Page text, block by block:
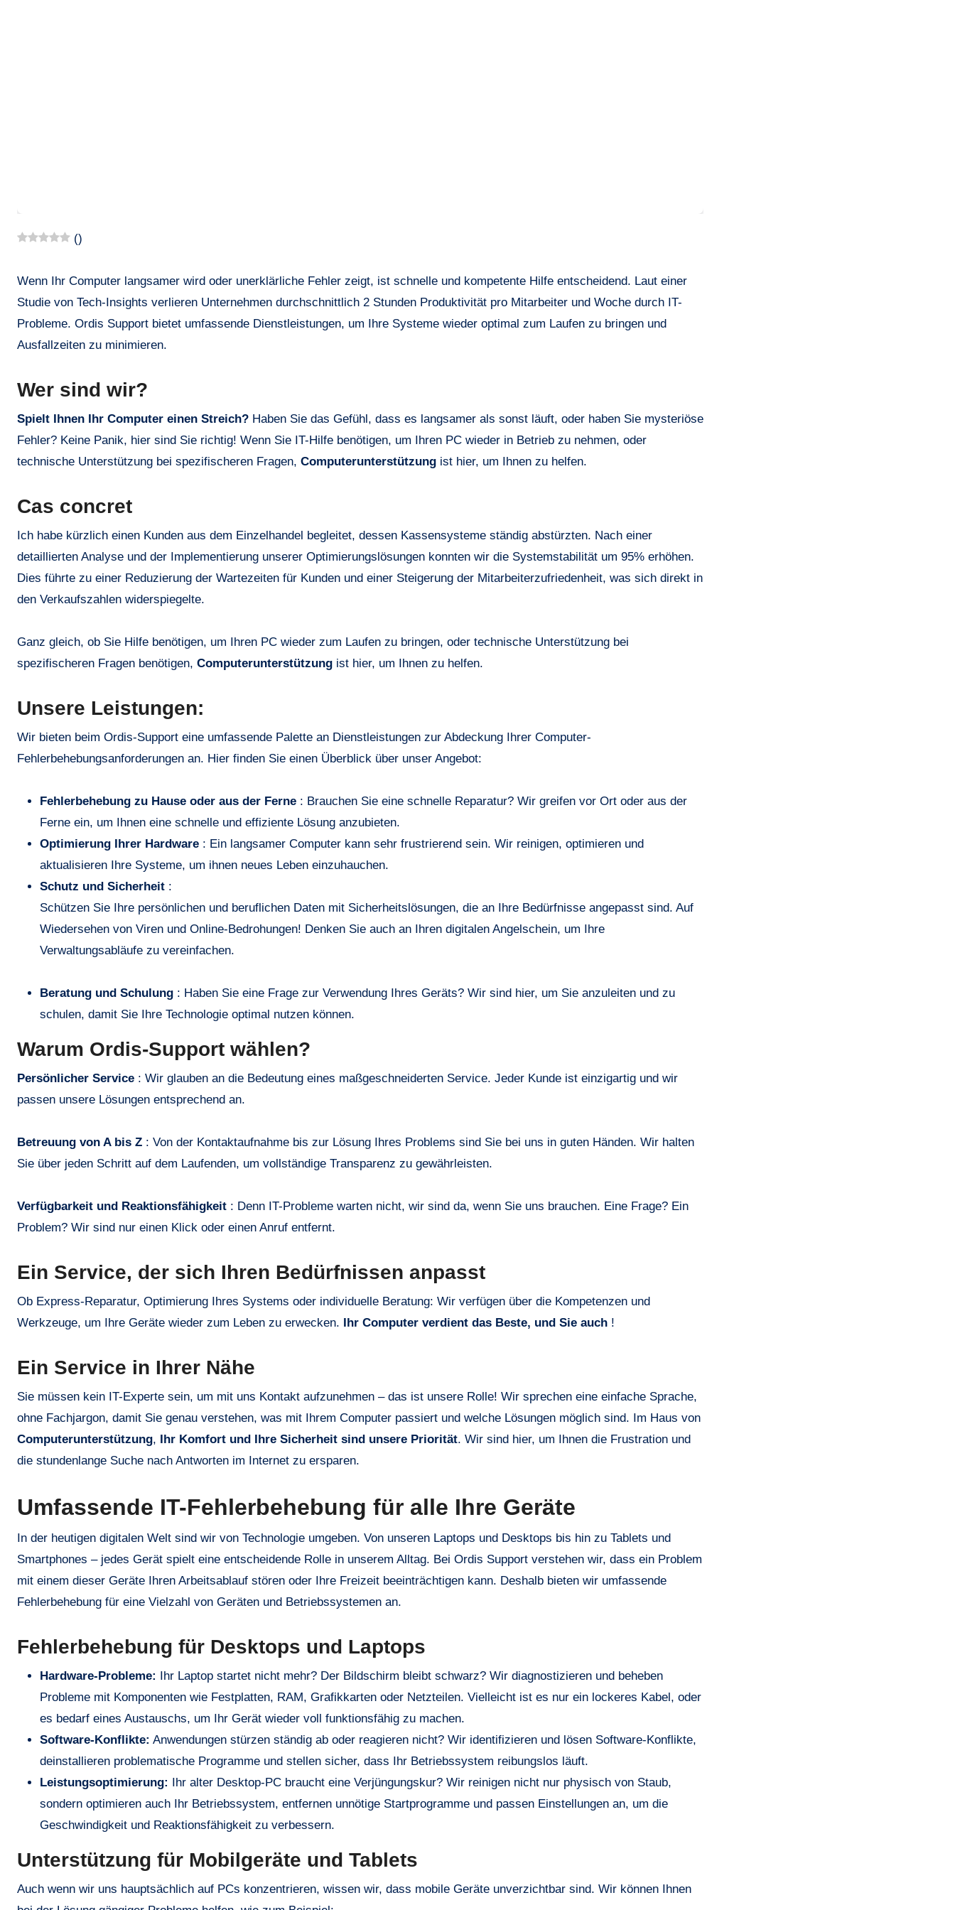
()
Wenn Ihr Computer langsamer wird oder unerklärliche Fehler zeigt, ist schnelle und kompetente Hilfe entscheidend. Laut einer
Studie von Tech-Insights verlieren Unternehmen durchschnittlich 2 Stunden Produktivität pro Mitarbeiter und Woche durch IT-
Probleme. Ordis Support bietet umfassende Dienstleistungen, um Ihre Systeme wieder optimal zum Laufen zu bringen und
Ausfallzeiten zu minimieren.
Wer sind wir?
Spielt Ihnen Ihr Computer einen Streich? Haben Sie das Gefühl, dass es langsamer als sonst läuft, oder haben Sie mysteriöse
Fehler? Keine Panik, hier sind Sie richtig! Wenn Sie IT-Hilfe benötigen, um Ihren PC wieder in Betrieb zu nehmen, oder
technische Unterstützung bei spezifischeren Fragen, Computerunterstützung ist hier, um Ihnen zu helfen.
Cas concret
Ich habe kürzlich einen Kunden aus dem Einzelhandel begleitet, dessen Kassensysteme ständig abstürzten. Nach einer
detaillierten Analyse und der Implementierung unserer Optimierungslösungen konnten wir die Systemstabilität um 95% erhöhen.
Dies führte zu einer Reduzierung der Wartezeiten für Kunden und einer Steigerung der Mitarbeiterzufriedenheit, was sich direkt in
den Verkaufszahlen widerspiegelte.
Ganz gleich, ob Sie Hilfe benötigen, um Ihren PC wieder zum Laufen zu bringen, oder technische Unterstützung bei
spezifischeren Fragen benötigen, Computerunterstützung ist hier, um Ihnen zu helfen.
Unsere Leistungen:
Wir bieten beim Ordis-Support eine umfassende Palette an Dienstleistungen zur Abdeckung Ihrer Computer-
Fehlerbehebungsanforderungen an. Hier finden Sie einen Überblick über unser Angebot:
Fehlerbehebung zu Hause oder aus der Ferne : Brauchen Sie eine schnelle Reparatur? Wir greifen vor Ort oder aus der
Ferne ein, um Ihnen eine schnelle und effiziente Lösung anzubieten.
Optimierung Ihrer Hardware : Ein langsamer Computer kann sehr frustrierend sein. Wir reinigen, optimieren und
aktualisieren Ihre Systeme, um ihnen neues Leben einzuhauchen.
Schutz und Sicherheit :
Schützen Sie Ihre persönlichen und beruflichen Daten mit Sicherheitslösungen, die an Ihre Bedürfnisse angepasst sind. Auf
Wiedersehen von Viren und Online-Bedrohungen! Denken Sie auch an Ihren digitalen Angelschein, um Ihre
Verwaltungsabläufe zu vereinfachen.
Beratung und Schulung : Haben Sie eine Frage zur Verwendung Ihres Geräts? Wir sind hier, um Sie anzuleiten und zu
schulen, damit Sie Ihre Technologie optimal nutzen können.
Warum Ordis-Support wählen?
Persönlicher Service : Wir glauben an die Bedeutung eines maßgeschneiderten Service. Jeder Kunde ist einzigartig und wir
passen unsere Lösungen entsprechend an.
Betreuung von A bis Z : Von der Kontaktaufnahme bis zur Lösung Ihres Problems sind Sie bei uns in guten Händen. Wir halten
Sie über jeden Schritt auf dem Laufenden, um vollständige Transparenz zu gewährleisten.
Verfügbarkeit und Reaktionsfähigkeit : Denn IT-Probleme warten nicht, wir sind da, wenn Sie uns brauchen. Eine Frage? Ein
Problem? Wir sind nur einen Klick oder einen Anruf entfernt.
Ein Service, der sich Ihren Bedürfnissen anpasst
Ob Express-Reparatur, Optimierung Ihres Systems oder individuelle Beratung: Wir verfügen über die Kompetenzen und
Werkzeuge, um Ihre Geräte wieder zum Leben zu erwecken. Ihr Computer verdient das Beste, und Sie auch !
Ein Service in Ihrer Nähe
Sie müssen kein IT-Experte sein, um mit uns Kontakt aufzunehmen – das ist unsere Rolle! Wir sprechen eine einfache Sprache,
ohne Fachjargon, damit Sie genau verstehen, was mit Ihrem Computer passiert und welche Lösungen möglich sind. Im Haus von
Computerunterstützung, Ihr Komfort und Ihre Sicherheit sind unsere Priorität. Wir sind hier, um Ihnen die Frustration und
die stundenlange Suche nach Antworten im Internet zu ersparen.
Umfassende IT-Fehlerbehebung für alle Ihre Geräte
In der heutigen digitalen Welt sind wir von Technologie umgeben. Von unseren Laptops und Desktops bis hin zu Tablets und
Smartphones – jedes Gerät spielt eine entscheidende Rolle in unserem Alltag. Bei Ordis Support verstehen wir, dass ein Problem
mit einem dieser Geräte Ihren Arbeitsablauf stören oder Ihre Freizeit beeinträchtigen kann. Deshalb bieten wir umfassende
Fehlerbehebung für eine Vielzahl von Geräten und Betriebssystemen an.
Fehlerbehebung für Desktops und Laptops
Hardware-Probleme: Ihr Laptop startet nicht mehr? Der Bildschirm bleibt schwarz? Wir diagnostizieren und beheben
Probleme mit Komponenten wie Festplatten, RAM, Grafikkarten oder Netzteilen. Vielleicht ist es nur ein lockeres Kabel, oder
es bedarf eines Austauschs, um Ihr Gerät wieder voll funktionsfähig zu machen.
Software-Konflikte: Anwendungen stürzen ständig ab oder reagieren nicht? Wir identifizieren und lösen Software-Konflikte,
deinstallieren problematische Programme und stellen sicher, dass Ihr Betriebssystem reibungslos läuft.
Leistungsoptimierung: Ihr alter Desktop-PC braucht eine Verjüngungskur? Wir reinigen nicht nur physisch von Staub,
sondern optimieren auch Ihr Betriebssystem, entfernen unnötige Startprogramme und passen Einstellungen an, um die
Geschwindigkeit und Reaktionsfähigkeit zu verbessern.
Unterstützung für Mobilgeräte und Tablets
Auch wenn wir uns hauptsächlich auf PCs konzentrieren, wissen wir, dass mobile Geräte unverzichtbar sind. Wir können Ihnen